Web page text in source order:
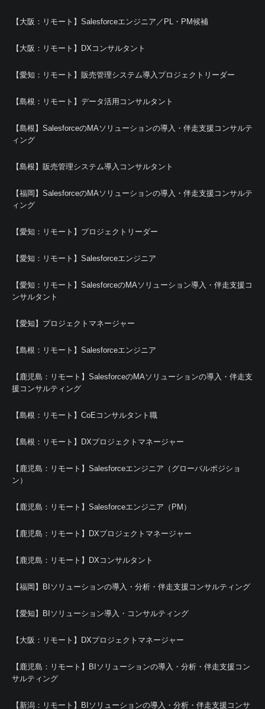
【大阪：リモート】Salesforceエンジニア／PL・PM候補
【大阪：リモート】DXコンサルタント
【愛知：リモート】販売管理システム導入プロジェクトリーダー
【島根：リモート】データ活用コンサルタント
【島根】SalesforceのMAソリューションの導入・伴走支援コンサルテ
ィング
【島根】販売管理システム導入コンサルタント
【福岡】SalesforceのMAソリューションの導入・伴走支援コンサルテ
ィング
【愛知：リモート】プロジェクトリーダー
【愛知：リモート】Salesforceエンジニア
【愛知：リモート】SalesforceのMAソリューション導入・伴走支援コ
ンサルタント
【愛知】プロジェクトマネージャー
【島根：リモート】Salesforceエンジニア
【鹿児島：リモート】SalesforceのMAソリューションの導入・伴走支
援コンサルティング
【島根：リモート】CoEコンサルタント職
【島根：リモート】DXプロジェクトマネージャー
【鹿児島：リモート】Salesforceエンジニア（グローバルポジショ
ン）
【鹿児島：リモート】Salesforceエンジニア（PM）
【鹿児島：リモート】DXプロジェクトマネージャー
【鹿児島：リモート】DXコンサルタント
【福岡】BIソリューションの導入・分析・伴走支援コンサルティング
【愛知】BIソリューション導入・コンサルティング
【大阪：リモート】DXプロジェクトマネージャー
【鹿児島：リモート】BIソリューションの導入・分析・伴走支援コン
サルティング
【新潟：リモート】BIソリューションの導入・分析・伴走支援コンサ